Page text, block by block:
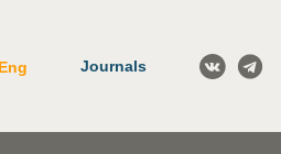
Eng Journals